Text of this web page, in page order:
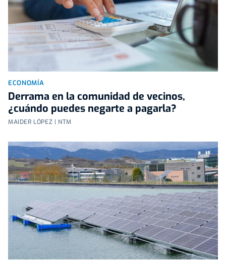
ECONOMÍA
Derrama en la comunidad de vecinos,
¿cuándo puedes negarte a pagarla?
MAIDER LÓPEZ | NTM